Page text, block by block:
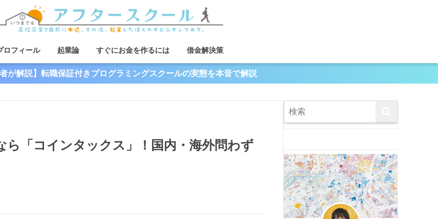
ロフィール 起業論 すぐにお金を作るには 借金解決策
が解説】転職保証付きプログラミングスクールの実態を本音で解説
ら「コインタックス」！国内・海外問わず